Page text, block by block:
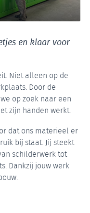
en klaar voor
Niet alleen op de
Door de
op zoek naar een
zijn handen werkt.
dat ons materieel er
bij staat. Jij steekt
schilderwerk tot
Dankzij jouw werk